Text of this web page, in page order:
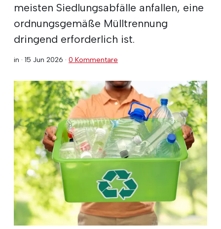
meisten Siedlungsabfälle anfallen, eine
ordnungsgemäße Mülltrennung
dringend erforderlich ist.
in · 15 Jun 2026 · 0 Kommentare